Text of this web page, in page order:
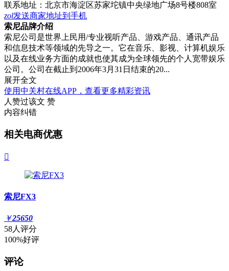
联系地址： 北京市海淀区苏家坨镇中央绿地广场8号楼808室
zol发送商家地址到手机
索尼品牌介绍
索尼公司是世界上民用/专业视听产品、游戏产品、通讯产品
和信息技术等领域的先导之一。它在音乐、影视、计算机娱乐
以及在线业务方面的成就也使其成为全球领先的个人宽带娱乐
公司。公司在截止到2006年3月31日结束的20...
展开全文
使用中关村在线APP，查看更多精彩资讯
人赞过该文 赞
内容纠错
相关电商优惠

索尼FX3
￥25650
58人评分
100%好评
评论